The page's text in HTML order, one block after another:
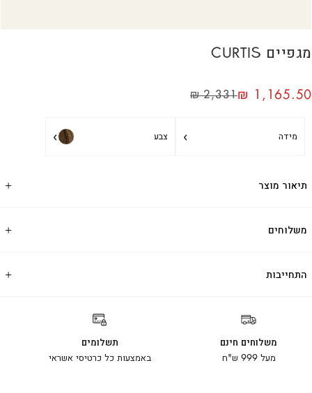
מגפיים CURTIS
₪2,331₪ 1,165.50
מידה › צבע ›
תיאור מוצר
משלוחים
התחייבות
משלוחים חינם
מעל 999 ש"ח
תשלומים
באמצעות כל כרטיסי אשראי